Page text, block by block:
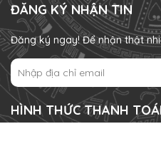
ĐĂNG KÝ NHẬN TIN
Đăng ký ngay! Để nhận thật
HÌNH THỨC THANH